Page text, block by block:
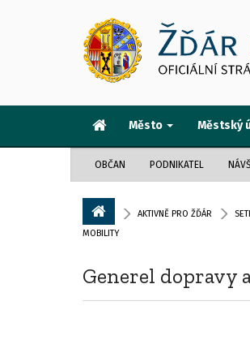
Město Městský
OBČAN PODNIKATEL
AKTIVNĚ PRO ŽĎÁR
MOBILITY
Generel dopravy